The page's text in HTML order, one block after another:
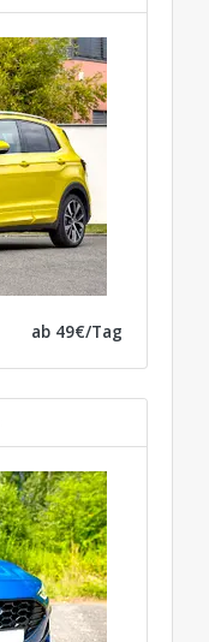
ab 49€/Tag